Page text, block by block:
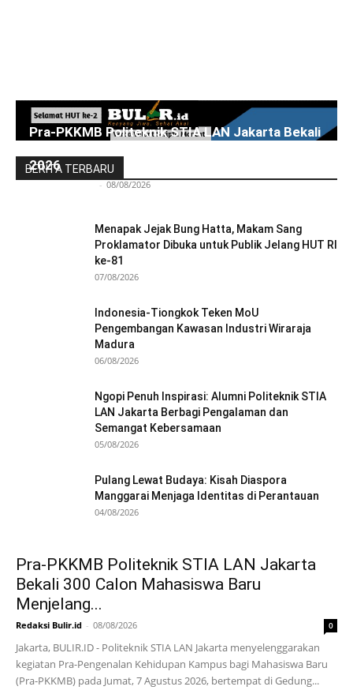
BERITA TERBARU
Pra-PKKMB Politeknik STIA LAN Jakarta Bekali
2026
- 08/08/2026
Menapak Jejak Bung Hatta, Makam Sang
Proklamator Dibuka untuk Publik Jelang HUT RI
ke-81
07/08/2026
Indonesia-Tiongkok Teken MoU
Pengembangan Kawasan Industri Wiraraja
Madura
06/08/2026
Ngopi Penuh Inspirasi: Alumni Politeknik STIA
LAN Jakarta Berbagi Pengalaman dan
Semangat Kebersamaan
05/08/2026
Pulang Lewat Budaya: Kisah Diaspora
Manggarai Menjaga Identitas di Perantauan
04/08/2026
Pra-PKKMB Politeknik STIA LAN Jakarta
Bekali 300 Calon Mahasiswa Baru
Menjelang...
Redaksi Bulir.id - 08/08/2026 0
Jakarta, BULIR.ID - Politeknik STIA LAN Jakarta menyelenggarakan
kegiatan Pra-Pengenalan Kehidupan Kampus bagi Mahasiswa Baru
(Pra-PKKMB) pada Jumat, 7 Agustus 2026, bertempat di Gedung...